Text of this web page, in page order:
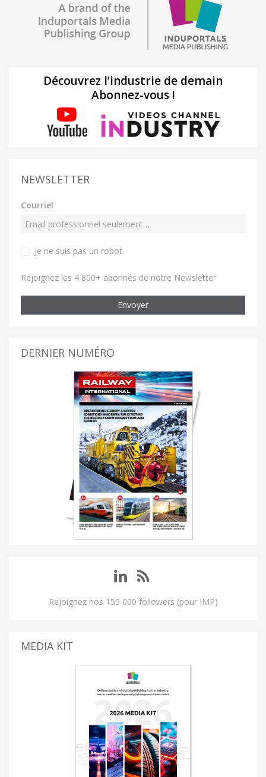
Découvrez l’industrie de demain
Abonnez-vous !
NEWSLETTER
Courriel
Je ne suis pas un robot.
Rejoignez les 4 800+ abonnés de notre Newsletter
Envoyer
DERNIER NUMÉRO
Rejoignez nos 155 000 followers (pour IMP)
MEDIA KIT